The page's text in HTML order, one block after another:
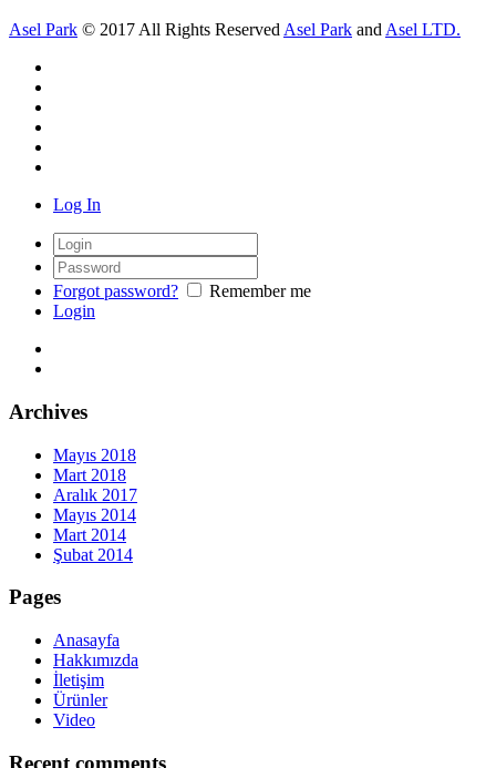
Asel Park © 2017 All Rights Reserved Asel Park and Asel LTD.
Log In
Forgot password?
Remember me
Login
Archives
Mayıs 2018
Mart 2018
Aralık 2017
Mayıs 2014
Mart 2014
Şubat 2014
Pages
Anasayfa
Hakkımızda
İletişim
Ürünler
Video
Recent comments